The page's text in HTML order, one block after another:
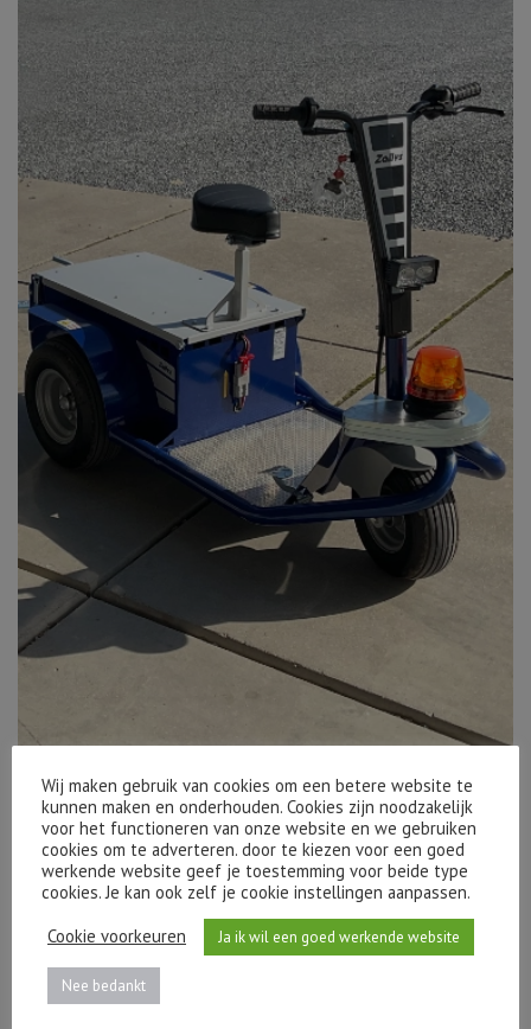
Wij maken gebruik van cookies om een betere website te
kunnen maken en onderhouden. Cookies zijn noodzakelijk
voor het functioneren van onze website en we gebruiken
cookies om te adverteren. door te kiezen voor een goed
werkende website geef je toestemming voor beide type
cookies. Je kan ook zelf je cookie instellingen aanpassen.
Cookie voorkeuren
Ja ik wil een goed werkende website
Nee bedankt